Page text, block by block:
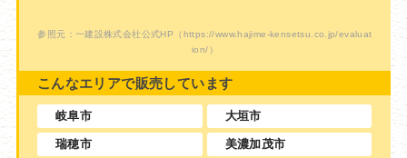
参照元：一建設株式会社公式HP
（https://www.hajime-kensetsu.co.jp/evaluat
ion/）
こんなエリアで販売しています
岐阜市 大垣市
瑞穂市 美濃加茂市